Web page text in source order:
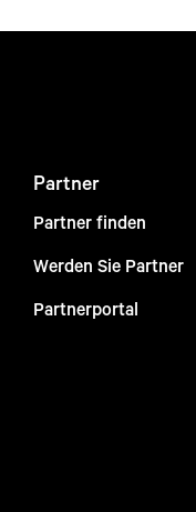
Partner
Partner finden
Werden Sie Partner
Partnerportal